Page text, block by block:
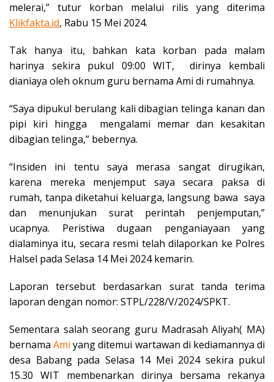
melerai,” tutur korban melalui rilis yang diterima
Klikfakta.id, Rabu 15 Mei 2024.
Tak hanya itu, bahkan kata korban pada malam
harinya sekira pukul 09:00 WIT, dirinya kembali
dianiaya oleh oknum guru bernama Ami di rumahnya.
“Saya dipukul berulang kali dibagian telinga kanan dan
pipi kiri hingga mengalami memar dan kesakitan
dibagian telinga,” bebernya.
“Insiden ini tentu saya merasa sangat dirugikan,
karena mereka menjemput saya secara paksa di
rumah, tanpa diketahui keluarga, langsung bawa saya
dan menunjukan surat perintah penjemputan,”
ucapnya. Peristiwa dugaan penganiayaan yang
dialaminya itu, secara resmi telah dilaporkan ke Polres
Halsel pada Selasa 14 Mei 2024 kemarin.
Laporan tersebut berdasarkan surat tanda terima
laporan dengan nomor: STPL/228/V/2024/SPKT.
Sementara salah seorang guru Madrasah Aliyah( MA)
bernamaAmi yang ditemui wartawan di kediamannya di
desa Babang pada Selasa 14 Mei 2024 sekira pukul
15.30 WIT membenarkan dirinya bersama rekanya